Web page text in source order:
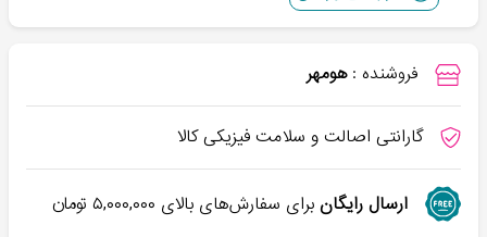
فروشنده : هومهر
گارانتی اصالت و سلامت فیزیکی کالا
ارسال رایگانبرای سفارش‌های بالای ۵,۰۰۰,۰۰۰تومان